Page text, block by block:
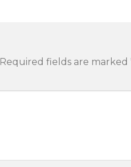
Required fields are marked